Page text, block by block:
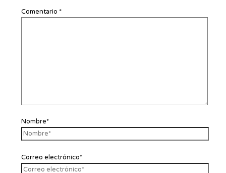
Comentario *
Nombre*
Correo electrónico*